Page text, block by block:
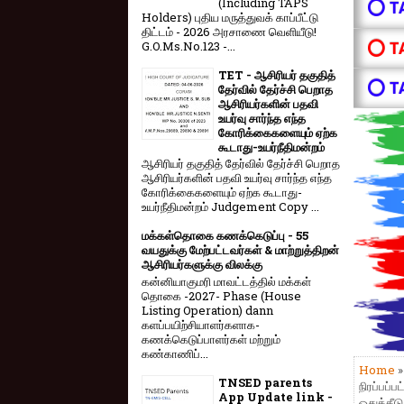
⭕
⭕
⭕
Home
Holders) புதிய மருத்துவக் காப்பீட்டு
திட்டம் - 2026 அரசாணை வெளியீடு!
G.O.Ms.No.123 -...
TET - ஆசிரியர் தகுதித்
தேர்வில் தேர்ச்சி பெறாத
ஆசிரியர்களின் பதவி
உயர்வு சார்ந்த எந்த
கோரிக்கைகளையும் ஏற்க
கூடாது-உயர்நீதிமன்றம்
ஆசிரியர் தகுதித் தேர்வில் தேர்ச்சி பெறாத
ஆசிரியர்களின் பதவி உயர்வு சார்ந்த எந்த
கோரிக்கைகளையும் ஏற்க கூடாது-
உயர்நீதிமன்றம் Judgement Copy ...
மக்கள்தொகை கணக்கெடுப்பு - 55
வயதுக்கு மேற்பட்டவர்கள் & மாற்றுத்திறன்
ஆசிரியர்களுக்கு விலக்கு
கன்னியாகுமரி மாவட்டத்தில் மக்கள்
தொகை -2027- Phase (House
Listing Operation) dann
களப்பயிற்சியாளர்களாக-
கணக்கெடுப்பாளர்கள் மற்றும்
கண்காணிப்...
TNSED parents
App Update link -